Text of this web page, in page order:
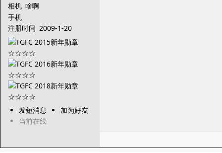
相机 啥啊
手机
注册时间 2009-1-20
发短消息
加为好友
当前在线